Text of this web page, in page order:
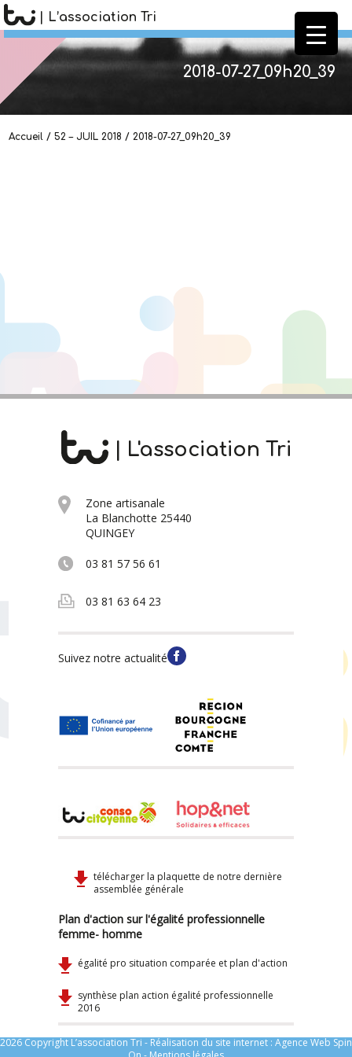
| L’association Tri
2018-07-27_09h20_39
Accueil /52 – JUIL 2018 /2018-07-27_09h20_39
| L'association Tri
Zone artisanale
La Blanchotte 25440
QUINGEY
03 81 57 56 61
03 81 63 64 23
Suivez notre actualité
télécharger la plaquette de notre dernière
assemblée générale
Plan d'action sur l'égalité professionnelle
femme- homme
égalité pro situation comparée et plan d'action
synthèse plan action égalité professionnelle
2016
2026 Copyright L’association Tri - Réalisation du site internet : Agence Web Spin